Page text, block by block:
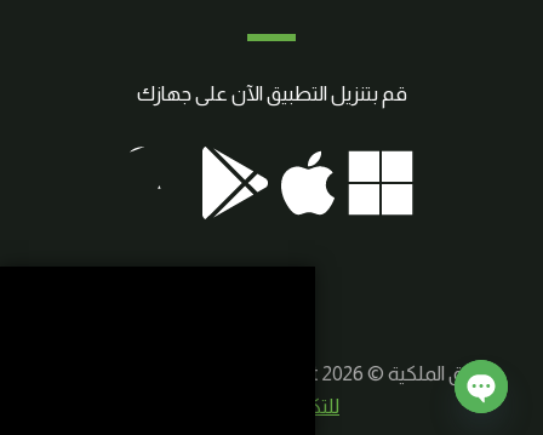
قم بتنزيل التطبيق الآن على جهازك
حقوق الملكية © 2026 SmartCraft | صنع بواسطة
للتكنولوجيا الذكية